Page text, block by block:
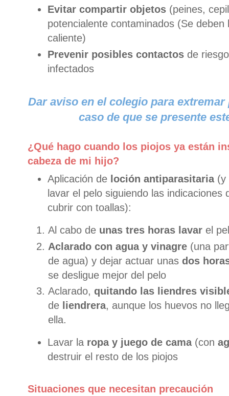
Evitar compartir objetos(peines,
potencialente contaminados (Se deben
caliente)
Prevenir posibles contactosde
infectados
Dar aviso en el colegio para extremar
caso de que se presente
¿Qué hago cuando los piojos ya están
cabeza de mi hijo?
Aplicación de loción antiparasitaria(y
lavar el pelo siguiendo las indicaciones
cubrir con toallas):
Al cabo de unas tres horas lavar el
Aclarado con agua y vinagre (una
de agua) y dejar actuar unas dos
se desligue mejor del pelo
Aclarado, quitando las liendres
de liendrera, aunque los huevos no
ella.
Lavar la ropa y juego de cama(con
destruir el resto de los piojos
Situaciones que necesitan precaución